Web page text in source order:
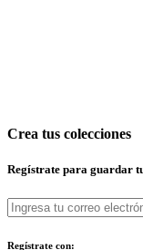
Crea tus colecciones
Regístrate para guardar
Regístrate con: